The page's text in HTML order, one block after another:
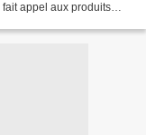
fait appel aux produits